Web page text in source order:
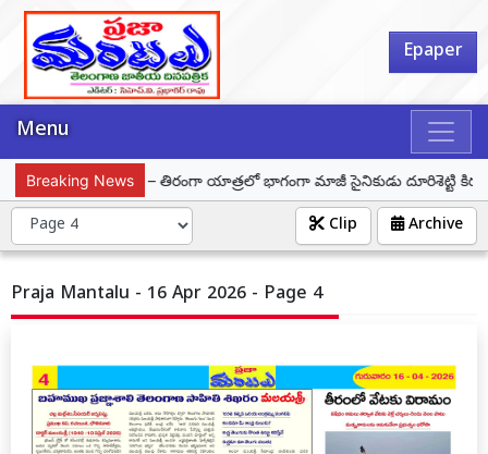
Epaper
Menu
Breaking News
హర్ ఘర్ తిరంగా – తిరంగా యాత్రలో భాగంగా మాజీ సైనికుడు దూరిశెట్టి కిరణ్
Archive
Clip
Praja Mantalu - 16 Apr 2026 - Page 4